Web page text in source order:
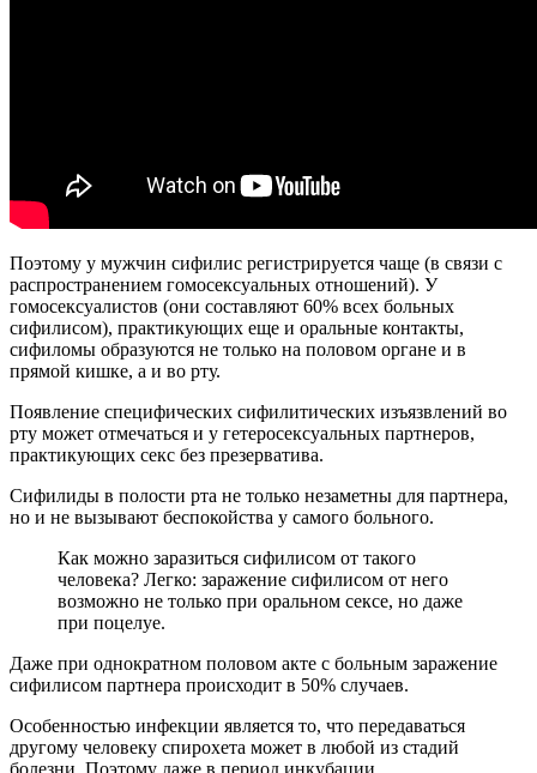
Поэтому у мужчин сифилис регистрируется чаще (в связи с
распространением гомосексуальных отношений). У
гомосексуалистов (они составляют 60% всех больных
сифилисом), практикующих еще и оральные контакты,
сифиломы образуются не только на половом органе и в
прямой кишке, а и во рту.
Появление специфических сифилитических изъязвлений во
рту может отмечаться и у гетеросексуальных партнеров,
практикующих секс без презерватива.
Сифилиды в полости рта не только незаметны для партнера,
но и не вызывают беспокойства у самого больного.
Как можно заразиться сифилисом от такого
человека? Легко: заражение сифилисом от него
возможно не только при оральном сексе, но даже
при поцелуе.
Даже при однократном половом акте с больным заражение
сифилисом партнера происходит в 50% случаев.
Особенностью инфекции является то, что передаваться
другому человеку спирохета может в любой из стадий
болезни. Поэтому даже в период инкубации